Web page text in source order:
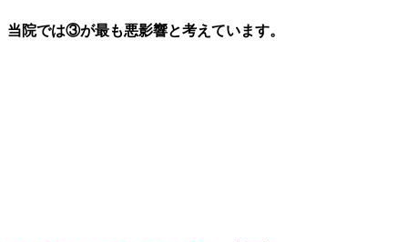
当院では③が最も悪影響と考えています。